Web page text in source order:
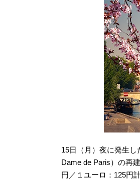
15日（月）夜に発生
Dame de Paris）の再
円／１ユーロ：125円